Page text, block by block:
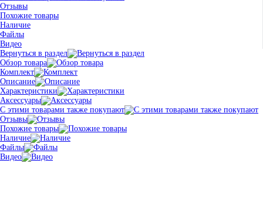
Отзывы
Похожие товары
Наличие
Файлы
Видео
Вернуться в раздел
Обзор товара
Комплект
Описание
Характеристики
Аксессуары
С этими товарами также покупают
Отзывы
Похожие товары
Наличие
Файлы
Видео